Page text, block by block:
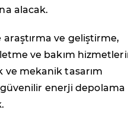
alacak.
ve geliştirme,
ve bakım
ve mekanik tasarım
enerji depolama